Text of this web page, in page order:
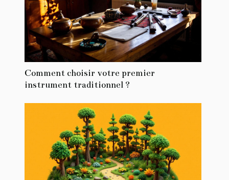
Comment choisir votre premier
instrument traditionnel ?